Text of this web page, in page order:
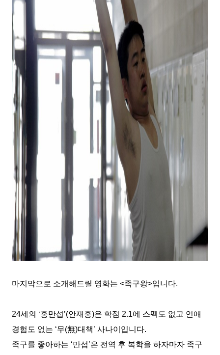
마지막으로 소개해드릴 영화는 <족구왕>입니다.
24세의 ‘홍만섭’(안재홍)은 학점 2.1에 스펙도 없고 연애
경험도 없는 ‘무(無)대책’ 사나이입니다.
족구를 좋아하는 ‘만섭’은 전역 후 복학을 하자마자 족구